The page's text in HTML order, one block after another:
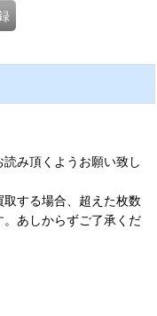
読み頂くようお願い致し
する場合、超えた枚数
あしからずご了承くだ